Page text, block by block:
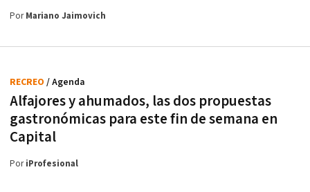
PorMariano Jaimovich
Alfajores y ahumados, las dos propuestas
gastronómicas para este fin de semana en
Capital
RECREO / Agenda
PoriProfesional